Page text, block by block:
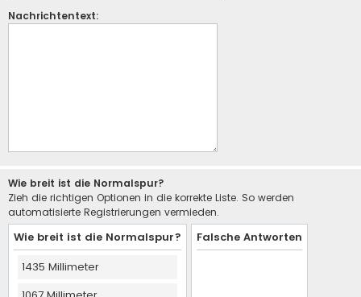
Nachrichtentext:
Wie breit ist die Normalspur?
Zieh die richtigen Optionen in die korrekte Liste. So werden
automatisierte Registrierungen vermieden.
Wie breit ist die Normalspur?
1435 Millimeter
Falsche Antworten